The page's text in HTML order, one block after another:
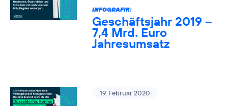
INFOGRAFIK:
Geschäftsjahr 2019 –
7,4 Mrd. Euro
Jahresumsatz
19. Februar 2020